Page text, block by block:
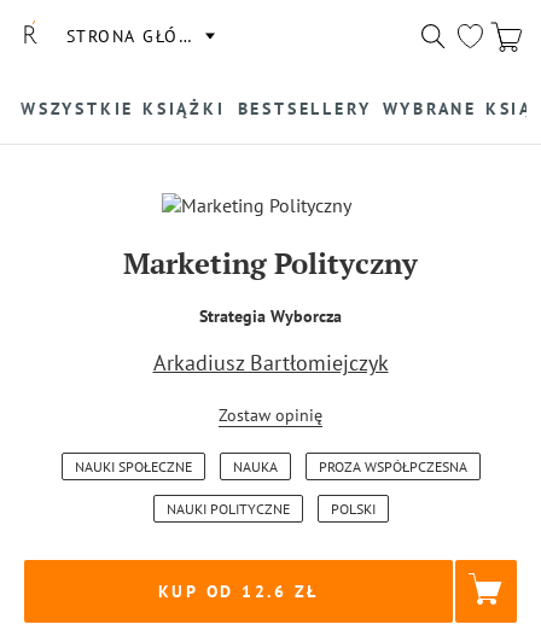
STRONA GŁÓWNA
WSZYSTKIE KSIĄŻKI BESTSELLERY WYBRANE
Marketing Polityczny
Strategia Wyborcza
Arkadiusz Bartłomiejczyk
Zostaw opinię
NAUKI SPOŁECZNE NAUKA PROZA WSPÓŁPCZESNA
NAUKI POLITYCZNE POLSKI
KUP OD 12.6